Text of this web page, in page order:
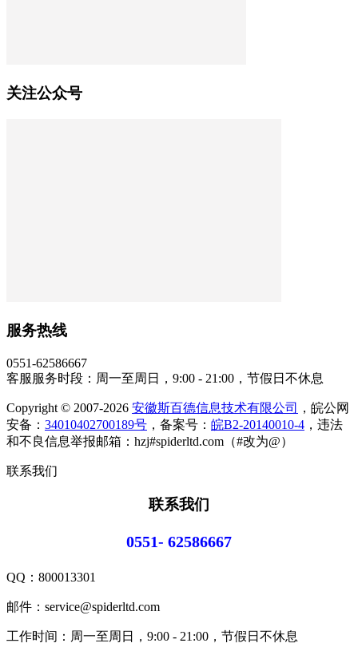
关注公众号
服务热线
0551-62586667
客服服务时段：周一至周日，9:00 - 21:00，节假日不休息
Copyright © 2007-2026 安徽斯百德信息技术有限公司
，皖公网
安备： 34010402700189号 ，备案号： 皖B2-20140010-4 ，违法
和不良信息举报邮箱：hzj#spiderltd.com（#改为@）
联系我们
联系我们
0551- 62586667
QQ： 800013301
邮件：service@spiderltd.com
工作时间：周一至周日，9:00 - 21:00，节假日不休息